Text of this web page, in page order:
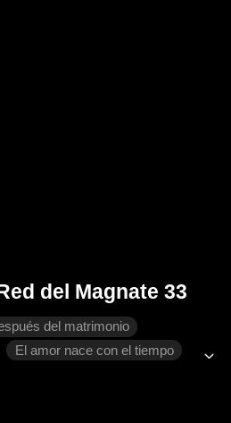
del Magnate 33
del matrimonio
El amor nace con el tiempo